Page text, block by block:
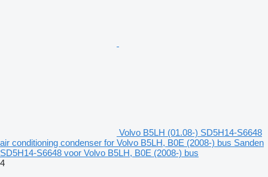
Volvo B5LH (01.08-) SD5H14-S6648
air conditioning condenser for Volvo B5LH, B0E (2008-) bus Sanden
SD5H14-S6648 voor Volvo B5LH, B0E (2008-) bus
4